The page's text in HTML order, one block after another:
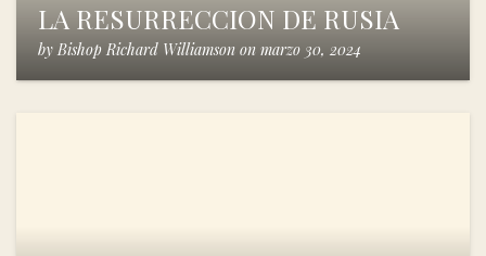
LA RESURRECCION DE RUSIA
by Bishop Richard Williamson on marzo 30, 2024